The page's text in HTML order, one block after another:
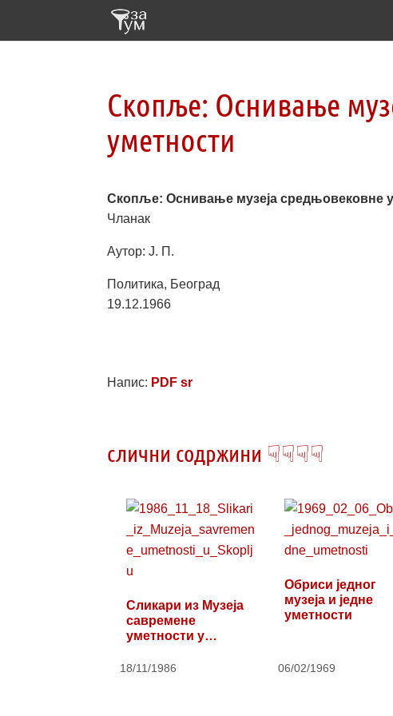
Скопље: Оснивање
уметности
Скопље: Оснивање музеја средњовековне
Чланак
Аутор: Ј. П.
Политика, Београд
19.12.1966
Напис: PDF sr
слични содржини ☟☟☟☟
Сликари из Музеја
савремене
уметности у
18/11/1986
Обриси једног
музеја и једне
уметности
06/02/1969